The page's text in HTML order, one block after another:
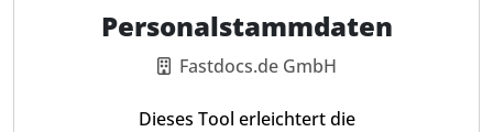
Personalstammdaten
Fastdocs.de GmbH
Dieses Tool erleichtert die